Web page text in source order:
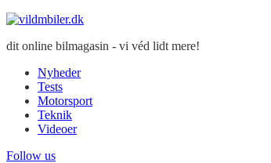
dit online bilmagasin - vi véd lidt mere!
Nyheder
Tests
Motorsport
Teknik
Videoer
Follow us